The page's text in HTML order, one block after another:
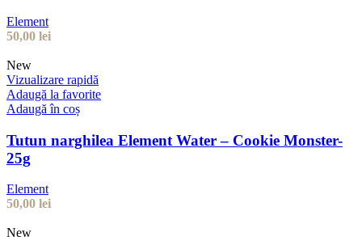
Element
50,00 lei
New
Vizualizare rapidă
Adaugă la favorite
Adaugă în coș
Tutun narghilea Element Water – Cookie Monster-
25g
Element
50,00 lei
New